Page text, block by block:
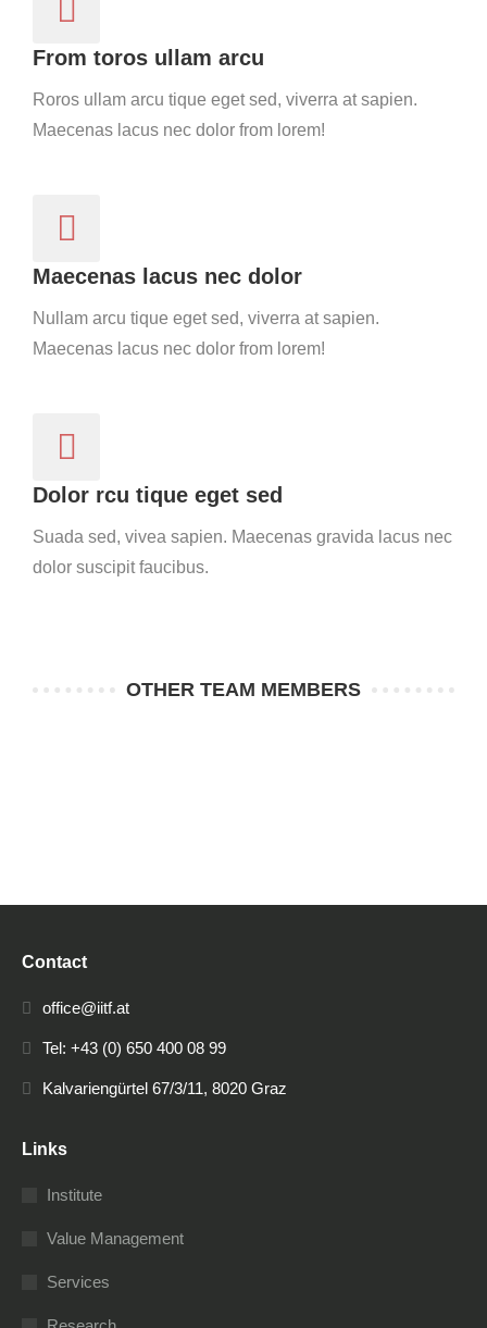
From toros ullam arcu
Roros ullam arcu tique eget sed, viverra at sapien.
Maecenas lacus nec dolor from lorem!
Maecenas lacus nec dolor
Nullam arcu tique eget sed, viverra at sapien.
Maecenas lacus nec dolor from lorem!
Dolor rcu tique eget sed
Suada sed, vivea sapien. Maecenas gravida lacus nec
dolor suscipit faucibus.
OTHER TEAM MEMBERS
Contact
office@iitf.at
Tel: +43 (0) 650 400 08 99
Kalvariengürtel 67/3/11, 8020 Graz
Links
Institute
Value Management
Services